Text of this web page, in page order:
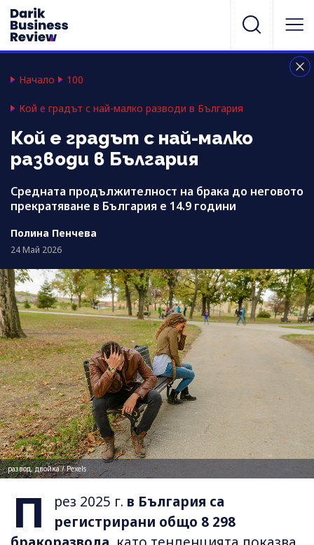
Начало 100
Кой е градът с най-малко разводи в България
Кой е градът с най-малко
разводи в България
Средната продължителност на брака до неговото
прекратяване в България е 14.9 години
Полина Пенчева
24 Май 2026
развод, двойка / Pexels
П рез 2025 г. в България са
регистрирани общо 8 298